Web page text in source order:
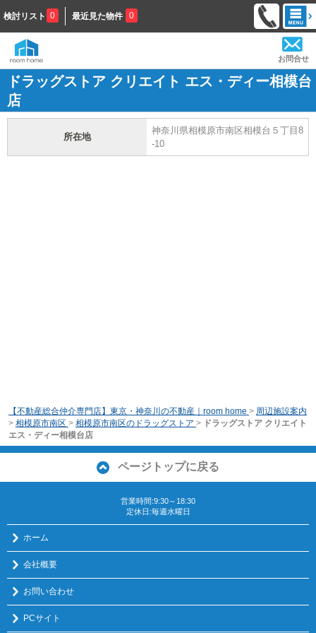
検討リスト 0 最近見た物件 0
お問合せ
ドラッグストア クリエイト エス・ディー相模台
店
所在地
神奈川県相模原市南区相模台５丁目8
-10
【不動産総合仲介専門店】東京・神奈川の不動産｜room home > 周辺施設案内
> 相模原市南区 > 相模原市南区のドラッグストア > ドラッグストア クリエイト
エス・ディー相模台店
ページトップに戻る
営業時間:9:30～18:30
定休日:毎週水曜日
ホーム
会社概要
お問い合わせ
PCサイト